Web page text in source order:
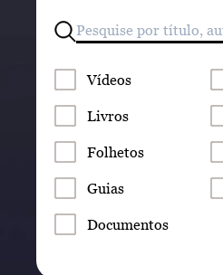
Vídeos
Livros
Folhetos
Guias
Documentos